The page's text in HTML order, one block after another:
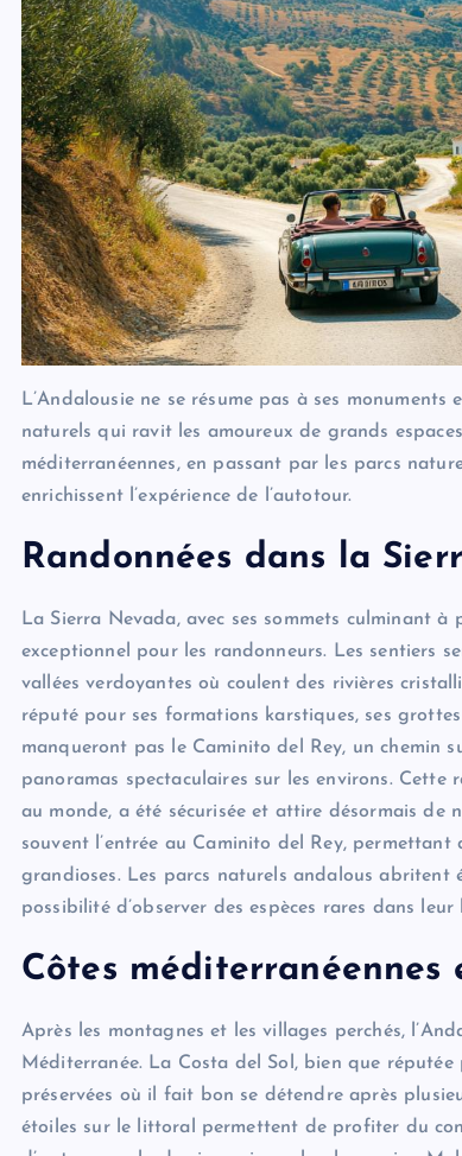
L’Andalousie ne se résume pas à ses
naturels qui ravit les amoureux de grands
méditerranéennes, en passant par les parcs
enrichissent l’expérience de l’autotour.
Randonnées dans la
La Sierra Nevada, avec ses sommets culminant
exceptionnel pour les randonneurs. Les sentiers
vallées verdoyantes où coulent des rivières
réputé pour ses formations karstiques, ses
manqueront pas le Caminito del Rey, un chemin
panoramas spectaculaires sur les environs. Cette
au monde, a été sécurisée et attire désormais de
souvent l’entrée au Caminito del Rey,
grandioses. Les parcs naturels andalous abritent
possibilité d’observer des espèces rares dans
Côtes méditerranéennes
Après les montagnes et les villages perchés,
Méditerranée. La Costa del Sol, bien que
préservées où il fait bon se détendre après
étoiles sur le littoral permettent de profiter du